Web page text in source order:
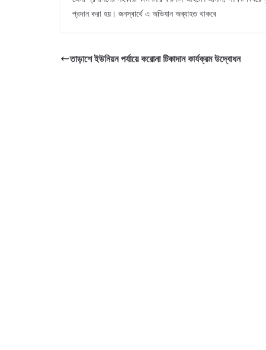
প্রদান করা হয়। জনস্বার্থে এ অভিযান অব্যাহত থাকবে
তাড়াশে ইউনিয়ন পর্যায়ে করোনা টিকাদান কার্যক্রম উদ্বোধন